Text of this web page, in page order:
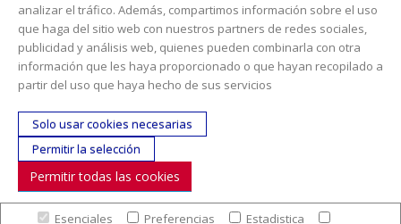
Dirección:c/ Cercedilla nº 14, 28925 Alcorcón
Email:contacta aquí
Teléfono:913519435
SÍGUENOS
analizar el tráfico. Además, compartimos información sobre el uso
que haga del sitio web con nuestros partners de redes sociales,
publicidad y análisis web, quienes pueden combinarla con otra
información que les haya proporcionado o que hayan recopilado a
partir del uso que haya hecho de sus servicios
Solo usar cookies necesarias
Permitir la selección
Permitir todas las cookies
Esenciales Preferencias Estadistica